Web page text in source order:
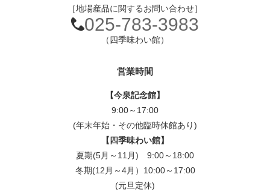
［地場産品に関するお問い合わせ］
025-783-3983
（四季味わい館）
営業時間
【今泉記念館】
9:00～17:00
(年末年始・その他臨時休館あり)
【四季味わい館】
夏期(5月～11月) 9:00～18:00
冬期(12月～4月）10:00～17:00
(元旦定休)